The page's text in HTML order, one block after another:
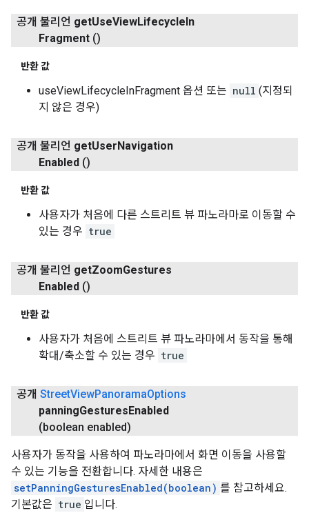
공개 불리언 getUseViewLifecycleIn
Fragment ()
반환 값
useViewLifecycleInFragment 옵션 또는 null (지정되
지 않은 경우)
공개 불리언 getUserNavigation
Enabled ()
반환 값
사용자가 처음에 다른 스트리트 뷰 파노라마로 이동할 수
있는 경우 true
공개 불리언 getZoomGestures
Enabled ()
반환 값
사용자가 처음에 스트리트 뷰 파노라마에서 동작을 통해
확대/축소할 수 있는 경우 true
공개 StreetViewPanoramaOptions
panningGesturesEnabled
(boolean enabled)
사용자가 동작을 사용하여 파노라마에서 화면 이동을 사용할
수 있는 기능을 전환합니다. 자세한 내용은
setPanningGesturesEnabled(boolean) 를 참고하세요.
기본값은 true 입니다.